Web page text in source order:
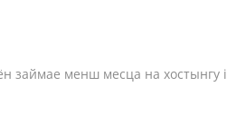
займае менш месца на хостынгу і